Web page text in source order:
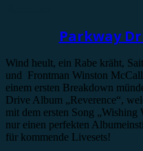
Parkway
Wind heult, ein Rabe kräht,
und Frontman Winston
einem ersten Breakdown
Drive Album „Reverence“,
mit dem ersten Song
nur einen perfekten
für kommende Livesets!